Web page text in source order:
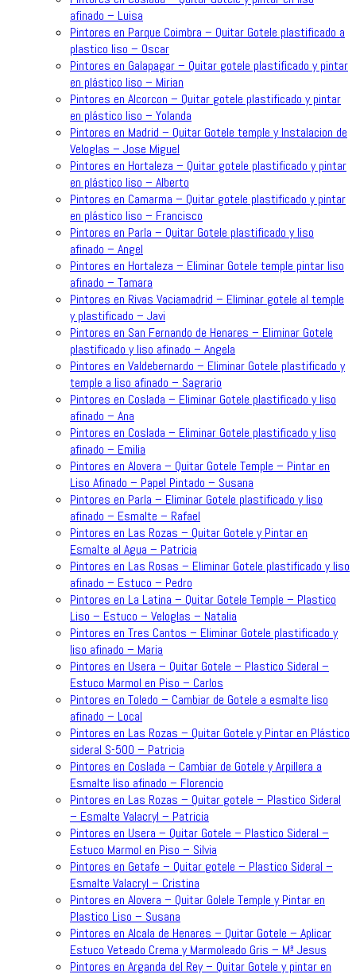
afinado – Luisa
Pintores en Parque Coimbra – Quitar Gotele plastificado a
plastico liso – Oscar
Pintores en Galapagar – Quitar gotele plastificado y pintar
en plástico liso – Mirian
Pintores en Alcorcon – Quitar gotele plastificado y pintar
en plástico liso – Yolanda
Pintores en Madrid – Quitar Gotele temple y Instalacion de
Veloglas – Jose Miguel
Pintores en Hortaleza – Quitar gotele plastificado y pintar
en plástico liso – Alberto
Pintores en Camarma – Quitar gotele plastificado y pintar
en plástico liso – Francisco
Pintores en Parla – Quitar Gotele plastificado y liso
afinado – Angel
Pintores en Hortaleza – Eliminar Gotele temple pintar liso
afinado – Tamara
Pintores en Rivas Vaciamadrid – Eliminar gotele al temple
y plastificado – Javi
Pintores en San Fernando de Henares – Eliminar Gotele
plastificado y liso afinado – Angela
Pintores en Valdebernardo – Eliminar Gotele plastificado y
temple a liso afinado – Sagrario
Pintores en Coslada – Eliminar Gotele plastificado y liso
afinado – Ana
Pintores en Coslada – Eliminar Gotele plastificado y liso
afinado – Emilia
Pintores en Alovera – Quitar Gotele Temple – Pintar en
Liso Afinado – Papel Pintado – Susana
Pintores en Parla – Eliminar Gotele plastificado y liso
afinado – Esmalte – Rafael
Pintores en Las Rozas – Quitar Gotele y Pintar en
Esmalte al Agua – Patricia
Pintores en Las Rosas – Eliminar Gotele plastificado y liso
afinado – Estuco – Pedro
Pintores en La Latina – Quitar Gotele Temple – Plastico
Liso – Estuco – Veloglas – Natalia
Pintores en Tres Cantos – Eliminar Gotele plastificado y
liso afinado – Maria
Pintores en Usera – Quitar Gotele – Plastico Sideral –
Estuco Marmol en Piso – Carlos
Pintores en Toledo – Cambiar de Gotele a esmalte liso
afinado – Local
Pintores en Las Rozas – Quitar Gotele y Pintar en Plástico
sideral S-500 – Patricia
Pintores en Coslada – Cambiar de Gotele y Arpillera a
Esmalte liso afinado – Florencio
Pintores en Las Rozas – Quitar gotele – Plastico Sideral
– Esmalte Valacryl – Patricia
Pintores en Usera – Quitar Gotele – Plastico Sideral –
Estuco Marmol en Piso – Silvia
Pintores en Getafe – Quitar gotele – Plastico Sideral –
Esmalte Valacryl – Cristina
Pintores en Alovera – Quitar Golele Temple y Pintar en
Plastico Liso – Susana
Pintores en Alcala de Henares – Quitar Gotele – Aplicar
Estuco Veteado Crema y Marmoleado Gris – Mª Jesus
Pintores en Arganda del Rey – Quitar Gotele y pintar en